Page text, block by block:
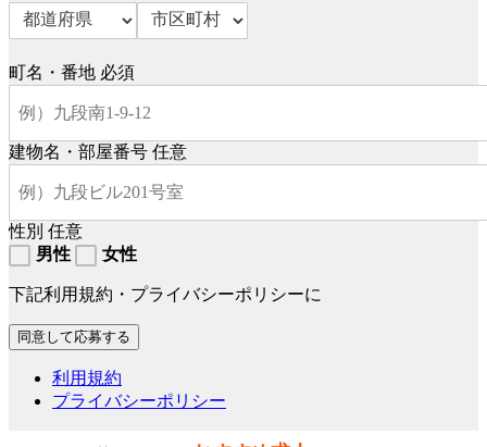
町名・番地 必須
建物名・部屋番号 任意
性別 任意
男性
女性
下記利用規約・プライバシーポリシーに
利用規約
プライバシーポリシー